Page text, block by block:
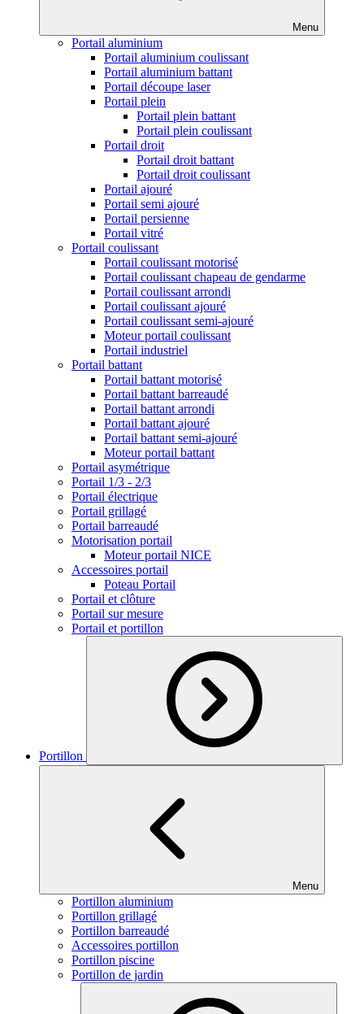
Menu
Portail aluminium
Portail aluminium coulissant
Portail aluminium battant
Portail découpe laser
Portail plein
Portail plein battant
Portail plein coulissant
Portail droit
Portail droit battant
Portail droit coulissant
Portail ajouré
Portail semi ajouré
Portail persienne
Portail vitré
Portail coulissant
Portail coulissant motorisé
Portail coulissant chapeau de gendarme
Portail coulissant arrondi
Portail coulissant ajouré
Portail coulissant semi-ajouré
Moteur portail coulissant
Portail industriel
Portail battant
Portail battant motorisé
Portail battant barreaudé
Portail battant arrondi
Portail battant ajouré
Portail battant semi-ajouré
Moteur portail battant
Portail asymétrique
Portail 1/3 - 2/3
Portail électrique
Portail grillagé
Portail barreaudé
Motorisation portail
Moteur portail NICE
Accessoires portail
Poteau Portail
Portail et clôture
Portail sur mesure
Portail et portillon
Portillon
Menu
Portillon aluminium
Portillon grillagé
Portillon barreaudé
Accessoires portillon
Portillon piscine
Portillon de jardin